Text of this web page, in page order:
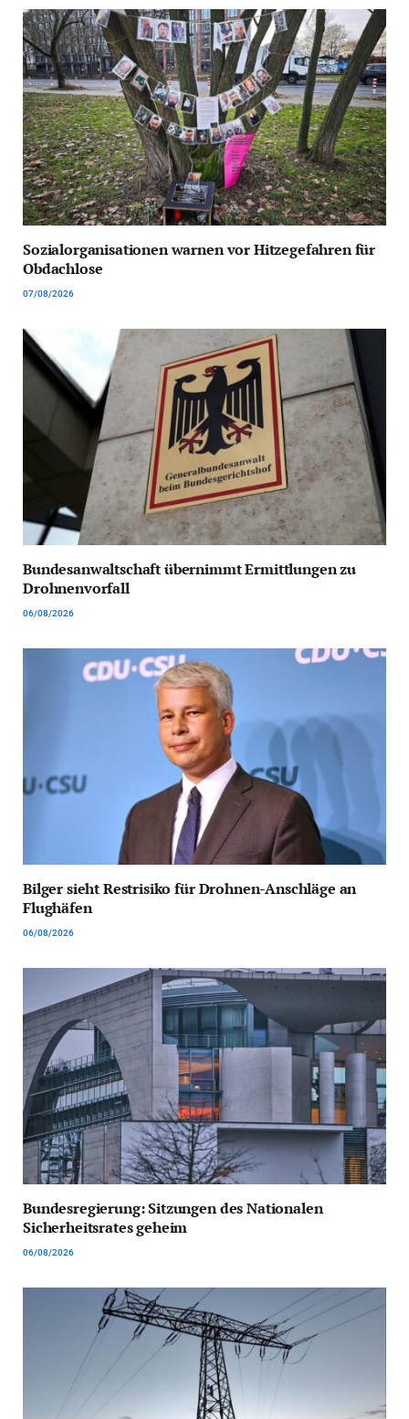
Sozialorganisationen warnen vor Hitzegefahren für
Obdachlose
07/08/2026
Bundesanwaltschaft übernimmt Ermittlungen zu
Drohnenvorfall
06/08/2026
Bilger sieht Restrisiko für Drohnen-Anschläge an
Flughäfen
06/08/2026
Bundesregierung: Sitzungen des Nationalen
Sicherheitsrates geheim
06/08/2026